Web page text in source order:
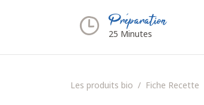
Préparation
25 Minutes
Les produits bio Fiche Recette